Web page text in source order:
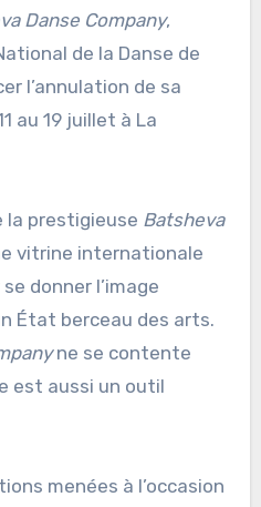
Danse Company,
de la Danse de
l’annulation de sa
au 19 juillet à La
la prestigieuse Batsheva
vitrine internationale
donner l’image
État berceau des arts.
ne se contente
est aussi un outil
menées à l’occasion